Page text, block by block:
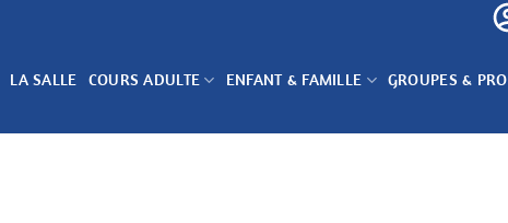
LA SALLE COURS ADULTE ENFANT & FAMILLE GROUPES & PRO